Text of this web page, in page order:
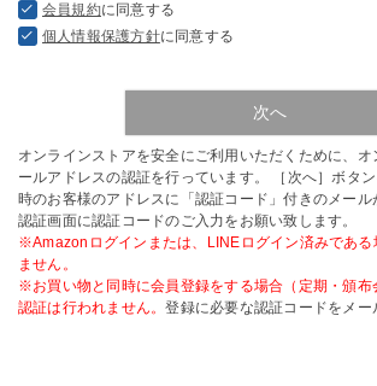
会員規約に同意する
個人情報保護方針に同意する
次へ
オンラインストアを安全にご利用いただくために、オ
ールアドレスの認証を行っています。 ［次へ］ボタ
時のお客様のアドレスに「認証コード」付きのメー
認証画面に認証コードのご入力をお願い致します。
※Amazonログインまたは、LINEログイン済みである
ません。
※お買い物と同時に会員登録をする場合（定期・頒布
認証は行われません。登録に必要な認証コードをメー